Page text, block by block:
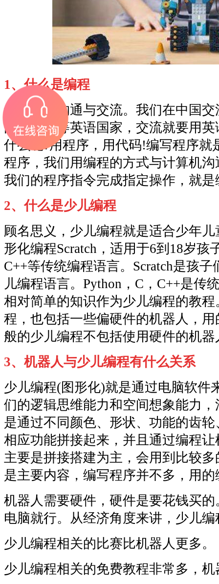
1、什么是编程
编程就是沟通与交流。我们在中国
国、英国等英语国家，交流就要用
什么呢?用程序，用代码!编写程序就
程序，我们用编程的方式与计算机
我们的程序指令完成指定操作，就是
2、什么是少儿编程
顾名思义，少儿编程就是适合少年
形化编程Scratch，适用于6到18岁孩
C++等传统编程语言。Scratch是孩
儿编程语言。Python，C，C++是传
相对简单的知识作为少儿编程的教
程，也包括一些偏硬件的机器人，
般的少儿编程不包括使用硬件的机器
3、机器人与少儿编程有什么关系
少儿编程(图形化)就是通过电脑软件
们的逻辑思维能力和空间想象能力
是通过不同颜色、形状、功能的齿
相应功能拼接起来，并且通过编程
主要是拼接搭建为主，会用到比较
是主要内容，编写程序并不多，用
机器人需要硬件，硬件是要花钱买
电脑就行。从经济角度来讲，少儿
少儿编程相关的比赛比机器人更多。
少儿编程相关的免费教程非常多，